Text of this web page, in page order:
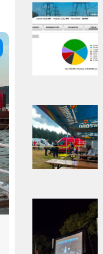
Adaugă
aici textul
pentru
subtitlu
Adaugă
aici textul
pentru
subtitlu
aici textul
pentru
subtitlu